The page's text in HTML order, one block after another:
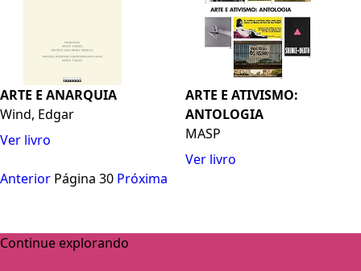
ARTE E ANARQUIA
Wind, Edgar
Ver livro
ARTE E ATIVISMO:
ANTOLOGIA
MASP
Ver livro
Anterior Página 30 Próxima
Continue explorando